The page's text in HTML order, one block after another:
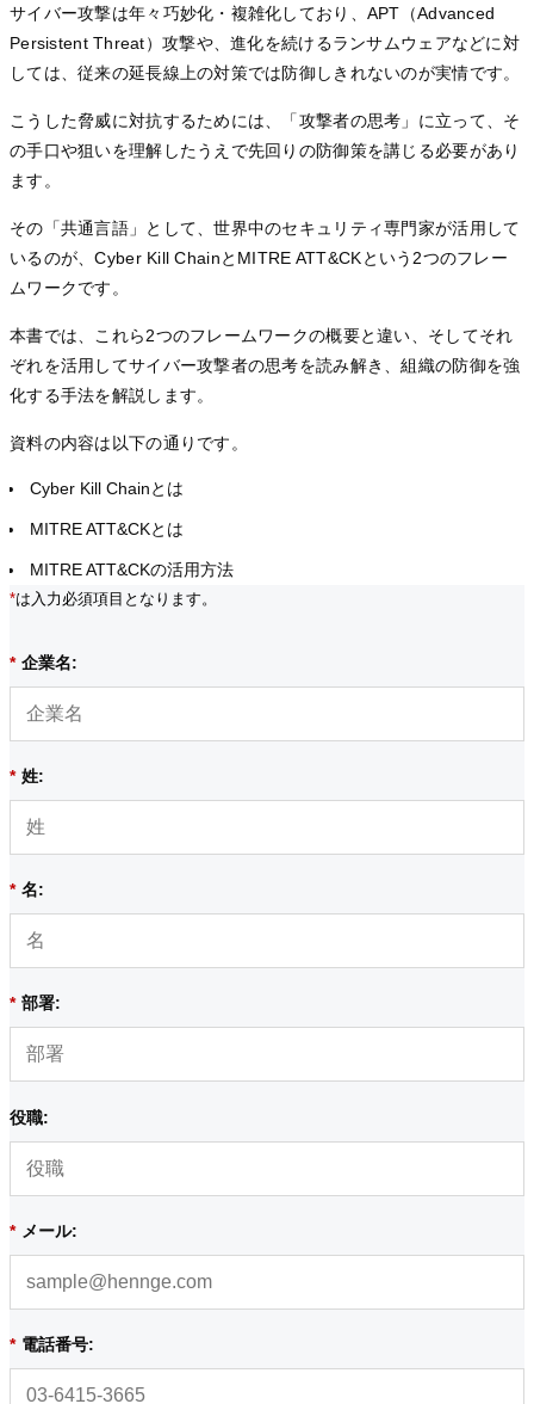
サイバー攻撃は年々巧妙化・複雑化しており、APT（Advanced
Persistent Threat）攻撃や、進化を続けるランサムウェアなどに対
しては、従来の延長線上の対策では防御しきれないのが実情です。
こうした脅威に対抗するためには、「攻撃者の思考」に立って、そ
の手口や狙いを理解したうえで先回りの防御策を講じる必要があり
ます。
その「共通言語」として、世界中のセキュリティ専門家が活用して
いるのが、Cyber Kill ChainとMITRE ATT&CKという2つのフレー
ムワークです。
本書では、これら2つのフレームワークの概要と違い、そしてそれ
ぞれを活用してサイバー攻撃者の思考を読み解き、組織の防御を強
化する手法を解説します。
資料の内容は以下の通りです。
Cyber Kill Chainとは
MITRE ATT&CKとは
MITRE ATT&CKの活用方法
*は入力必須項目となります。
* 企業名:
* 姓:
* 名:
* 部署:
役職:
* メール:
* 電話番号: